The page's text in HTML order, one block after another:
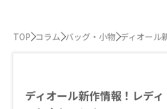
TOP コラム バッグ・小物 ディオール
ディオール新作情報！レデ